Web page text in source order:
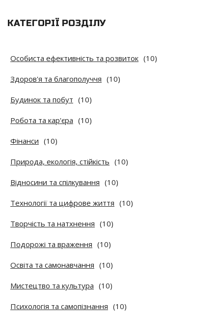
КАТЕГОРІЇ РОЗДІЛУ
Особиста ефективність та розвиток (10)
Здоров'я та благополуччя (10)
Будинок та побут (10)
Робота та кар'єра (10)
Фінанси (10)
Природа, екологія, стійкість (10)
Відносини та спілкування (10)
Технології та цифрове життя (10)
Творчість та натхнення (10)
Подорожі та враження (10)
Освіта та самонавчання (10)
Мистецтво та культура (10)
Психологія та самопізнання (10)